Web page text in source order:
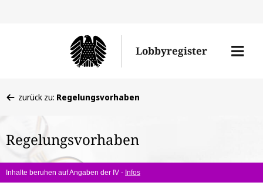
Lobbyregister
Menü
befinden
hier:
zurück zu: Regelungsvorhaben
Regelungsvorhaben
Inhalte beruhen auf Angaben der IV - Infos